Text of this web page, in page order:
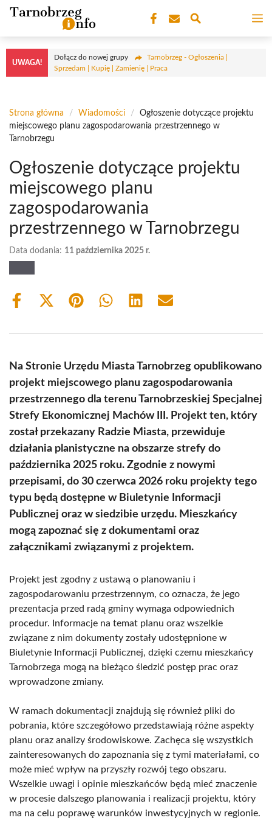
Przejdź
treści
UWAGA!
Dołącz do nowej grupy
Tarnobrzeg - Ogłoszenia |
Sprzedam | Kupię | Zamienię | Praca
Strona główna / Wiadomości /
Ogłoszenie dotyczące projektu
miejscowego planu zagospodarowania przestrzennego w
Tarnobrzegu
Ogłoszenie dotyczące projektu
miejscowego planu
zagospodarowania
przestrzennego w Tarnobrzegu
Data dodania: 11 października 2025 r.
Share
Share
(Twitter)
Share Share Share Share
Na Stronie Urzędu Miasta Tarnobrzeg opublikowano
projekt miejscowego planu zagospodarowania
przestrzennego dla terenu Tarnobrzeskiej Specjalnej
Strefy Ekonomicznej Machów III. Projekt ten, który
został przekazany Radzie Miasta, przewiduje
działania planistyczne na obszarze strefy do
października 2025 roku. Zgodnie z nowymi
przepisami, do 30 czerwca 2026 roku projekty tego
typu będą dostępne w Biuletynie Informacji
Publicznej oraz w siedzibie urzędu. Mieszkańcy
mogą zapoznać się z dokumentami oraz
załącznikami związanymi z projektem.
Projekt jest zgodny z ustawą o planowaniu i
zagospodarowaniu przestrzennym, co oznacza, że jego
prezentacja przed radą gminy wymaga odpowiednich
procedur. Informacje na temat planu oraz wszelkie
związane z nim dokumenty zostały udostępnione w
Biuletynie Informacji Publicznej, dzięki czemu mieszkańcy
Tarnobrzega mogą na bieżąco śledzić postęp prac oraz
wprowadzone zmiany.
W ramach dokumentacji znajdują się również pliki do
pobrania, które szczegółowo przedstawiają różne aspekty
planu oraz analizy środowiskowe. Zachęca się wszystkich
zainteresowanych do zapoznania się z tymi materiałami, co
może mieć wpływ na przyszły rozwój tego obszaru.
Wszelkie uwagi i opinie mieszkańców będą mieć znaczenie
w procesie dalszego planowania i realizacji projektu, który
ma na celu poprawę warunków inwestycyjnych w regionie.